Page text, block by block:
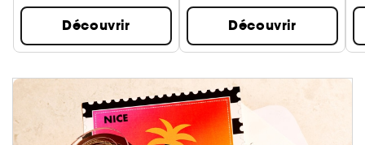
Découvrir Découvrir